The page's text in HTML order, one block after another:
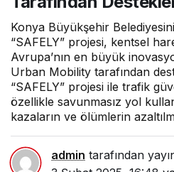
Konya Büyükşehir
“SAFELY” projesi, kentsel
Avrupa’nın en büyük
Urban Mobility tarafından
“SAFELY” projesi ile trafik
özellikle savunmasız yol
kazaların ve ölümlerin
admin tarafından